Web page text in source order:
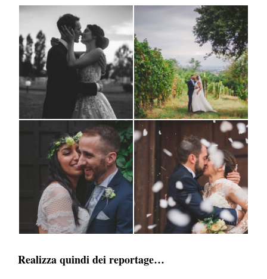
Realizza quindi dei reportage…